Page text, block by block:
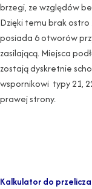
brzegi, ze względów
Dzięki temu brak
posiada 6 otworów
zasilającą. Miejsca
zostają dyskretnie
wspornikowi typy 21,
prawej strony.
Kalkulator do